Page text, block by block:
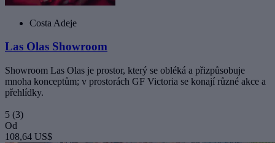
Costa Adeje
Las Olas Showroom
Showroom Las Olas je prostor, který se obléká a přizpůsobuje
mnoha konceptům; v prostorách GF Victoria se konají různé akce a
přehlídky.
5 (3)
Od
108,64 US$